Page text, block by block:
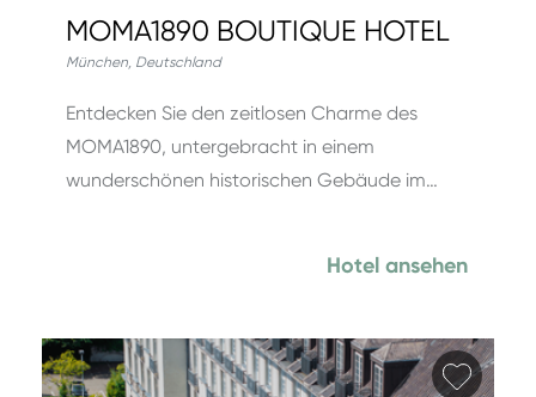
MOMA1890 BOUTIQUE HOTEL
München, Deutschland
Entdecken Sie den zeitlosen Charme des
MOMA1890, untergebracht in einem
wunderschönen historischen Gebäude im…
Hotel ansehen